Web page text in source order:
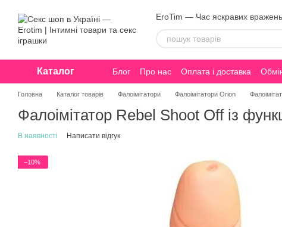
EroTim — Час яскравих вражень
Каталог Блог Про нас Оплата і доставка
Конфіденційність
Головна Каталог товарів Фалоімітатори Фалоімітатори Orion
Фалоімітатор Rebel Shoot Off із
В наявності Написати відгук
−10%